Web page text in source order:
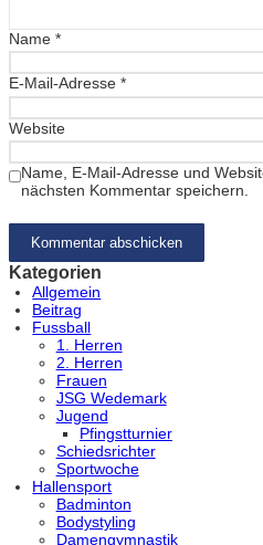
Name *
E-Mail-Adresse *
Website
Name, E-Mail-Adresse und
nächsten Kommentar speichern.
Kategorien
Allgemein
Beitrag
Fussball
1. Herren
2. Herren
Frauen
JSG Wedemark
Jugend
Pfingstturnier
Schiedsrichter
Sportwoche
Hallensport
Badminton
Bodystyling
Damengymnastik